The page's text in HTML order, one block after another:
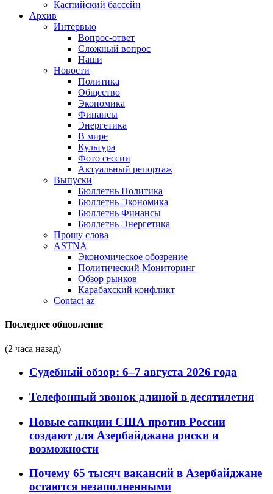
Каспийский бассейн
Архив
Интервью
Вопрос-ответ
Сложный вопрос
Наши
Новости
Политика
Общество
Экономика
Финансы
Энергетика
В мире
Культура
Фото сессии
Актуальный репортаж
Выпуски
Бюллетнь Политика
Бюллетнь Экономика
Бюллетнь Финансы
Бюллетнь Энергетика
Прошу слова
ASTNA
Экономическое обозрение
Политический Мониторинг
Обзор рынков
Карабахский конфликт
Contact az
Последнее обновление
(2 часа назад)
Судебный обзор: 6–7 августа 2026 года
Телефонный звонок длиной в десятилетия
Новые санкции США против России
создают для Азербайджана риски и
возможности
Почему 65 тысяч вакансий в Азербайджане
остаются незаполненными